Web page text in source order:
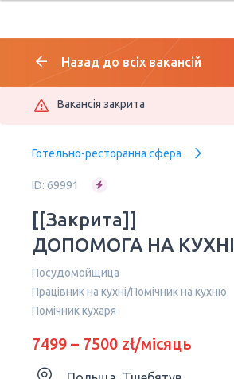
Назад до всіх вакансій
Вакансія закрита
Готельно-ресторанна сфера
ID: 69991
[[Закрита]]
ДОПОМОГА НА КУХНІ
Посудомойщица
Працівник на кухні/Помічник на кухню
Помічник кухаря
7499 – 7500 zł/місяць